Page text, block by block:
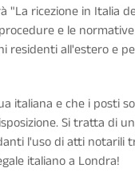
"La ricezione in Italia
e le
residenti all'estero e
italiana e che i posti
Si tratta di
l'uso di atti notarili
italiano a Londra!